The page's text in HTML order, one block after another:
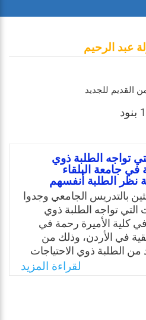
عبد الرحيم
القديم للجديد
1 بنود
تواجه الطلبة ذوي
في جامعة البلقاء
نظر الطلبة أنفسهم
بالتدريس الجامعي وجدوا
التي تواجه الطلبة ذوي
كلية الأميرة رحمة في
في الأردن، وذلك من
من الطلبة ذوي الاحتياجات
والإدارية من أجل
والمعنوي. ونتيجة
لقراءة المزيد